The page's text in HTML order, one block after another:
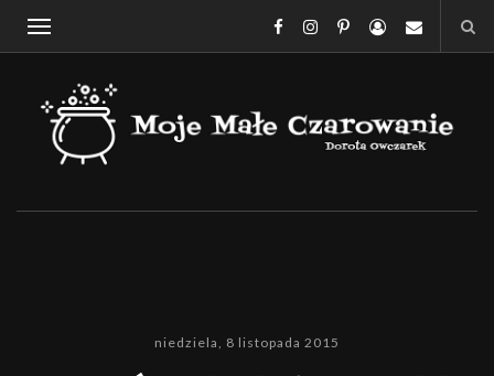
niedziela, 8 listopada 2015